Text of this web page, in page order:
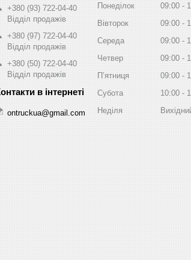
+380 (93) 722-04-40
Відділ продажів
+380 (97) 722-04-40
Відділ продажів
+380 (50) 722-04-40
Відділ продажів
ontruckua@gmail.com
Понеділок 09:00
Вівторок
09:00
Середа
09:00
Четвер
09:00
Пʼятниця
09:00
Субота
10:00
Неділя